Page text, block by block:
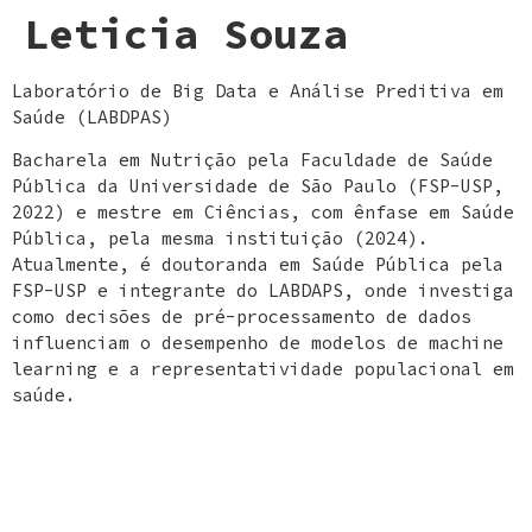
Leticia Souza
Laboratório de Big Data e Análise Preditiva em
Saúde (LABDPAS)
Bacharela em Nutrição pela Faculdade de Saúde
Pública da Universidade de São Paulo (FSP-USP,
2022) e mestre em Ciências, com ênfase em Saúde
Pública, pela mesma instituição (2024).
Atualmente, é doutoranda em Saúde Pública pela
FSP-USP e integrante do LABDAPS, onde investiga
como decisões de pré-processamento de dados
influenciam o desempenho de modelos de machine
learning e a representatividade populacional em
saúde.